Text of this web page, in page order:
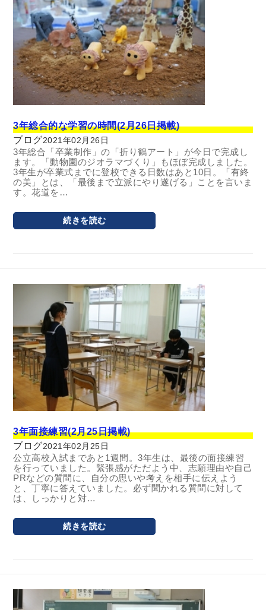
3年総合的な学習の時間(2月26日掲載)
ブログ2021年02月26日
3年総合「卒業制作」の「折り鶴アート」が今日で完成し
ます。「動物園のジオラマづくり」もほぼ完成しました。
3年生が卒業式までに登校できる日数はあと10日。「有終
の美」とは、「最後まで立派にやり遂げる」ことを言いま
す。花道を…
続きを読む
3年面接練習(2月25日掲載)
ブログ2021年02月25日
公立高校入試まであと1週間。3年生は、最後の面接練習
を行っていました。緊張感がただよう中、志願理由や自己
PRなどの質問に、自分の思いや考えを相手に伝えよう
と、丁寧に答えていました。必ず聞かれる質問に対して
は、しっかりと対…
続きを読む